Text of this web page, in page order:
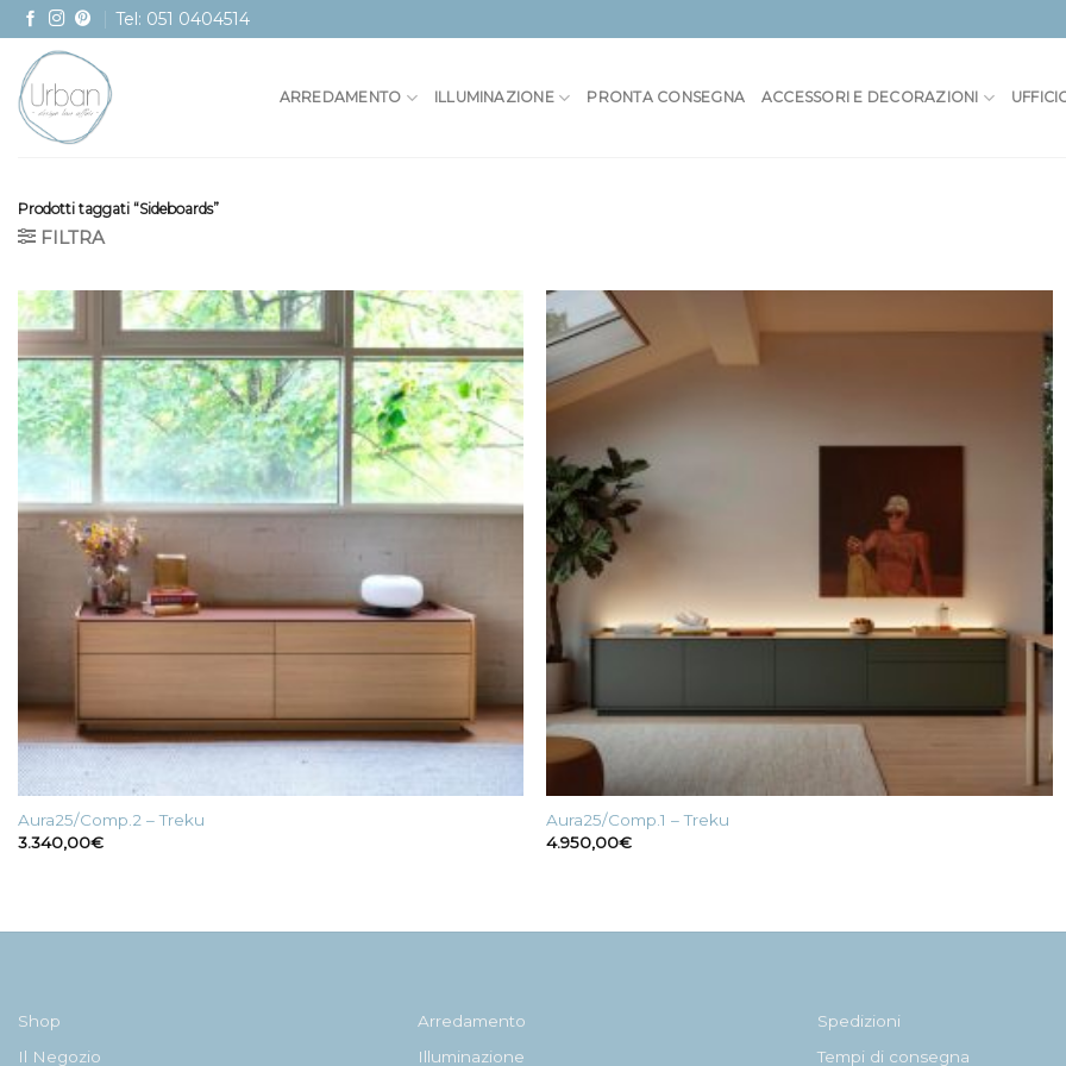
Skip
to
content
Tel: 051 0404514
ARREDAMENTO ILLUMINAZIONE PRONTA CONSEGNA ACCESSORI E DECORAZIONI
Prodotti taggati “Sideboards”
FILTRA
Aura25/Comp.2 – Treku
3.340,00€
Aura25/Comp.1 – Treku
4.950,00€
Shop
Il Negozio
Arredamento
Illuminazione
Spedizioni
Tempi di consegna